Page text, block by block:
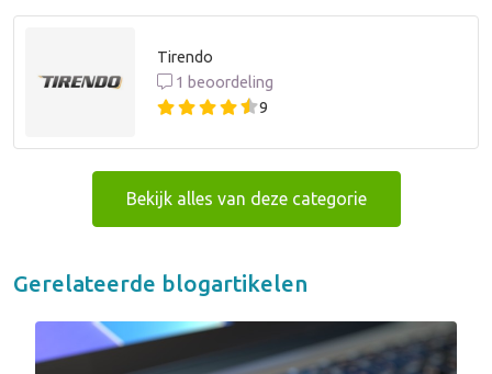
Tirendo
1 beoordeling
9
Bekijk alles van deze categorie
Gerelateerde blogartikelen